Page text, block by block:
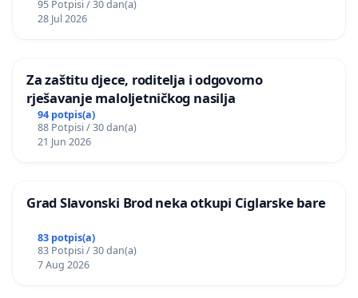
95 Potpisi / 30 dan(a)
28 Jul 2026
Za zaštitu djece, roditelja i odgovorno
rješavanje maloljetničkog nasilja
94 potpis(a)
88 Potpisi / 30 dan(a)
21 Jun 2026
Grad Slavonski Brod neka otkupi Ciglarske bare
83 potpis(a)
83 Potpisi / 30 dan(a)
7 Aug 2026